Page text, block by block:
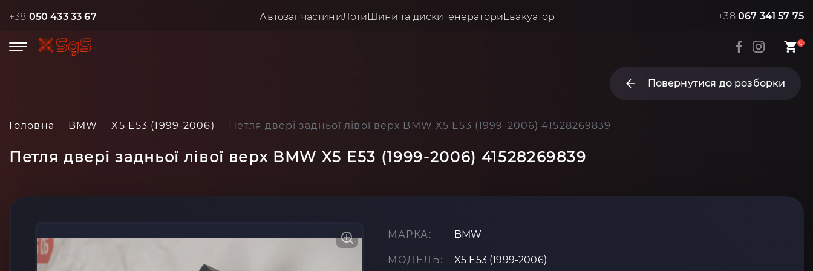
+38 050 433 33 67 АвтозапчастиниЛотиШини та дискиГенераториЕвакуатор +38 067 341 57 75
0
Повернутися до розборки
Головна BMW X5 E53 (1999-2006) Петля двері задньої лівої верх BMW X5 E53 (1999-2006) 41528269839
Петля двері задньої лівої верх BMW X5 E53 (1999-2006) 41528269839
МАРКА: BMW
МОДЕЛЬ: X5 E53 (1999-2006)